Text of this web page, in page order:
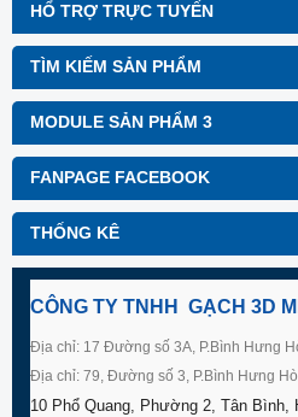
HỔ TRỢ TRỰC TUYẾN
TÌM KIẾM SẢN PHẨM
MODULE SẢN PHẨM 3
FANPAGE FACEBOOK
THỐNG KÊ
CÔNG TY TNHH GẠCH 3D
Địa chỉ: 17 Đường số 3A, P.Bình Hưng
Địa chỉ: 79, Đường số 3, P.Bình Hưng
10 Phổ Quang, Phường 2, Tân Bình,